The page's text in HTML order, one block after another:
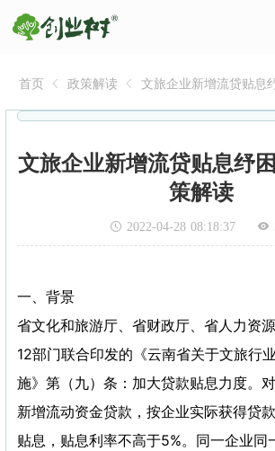
首页 政策解读
文旅企业新增流贷贴息
文旅企业新增流贷贴息纾
策解读
2022-04-28 08:18:37
一、背景
省文化和旅游厅、省财政厅、省人力资
12部门联合印发的《云南省关于文旅行
施》第（九）条：加大贷款贴息力度。
新增流动资金贷款，按企业实际获得贷
贴息，贴息利率不高于5%。同一企业同